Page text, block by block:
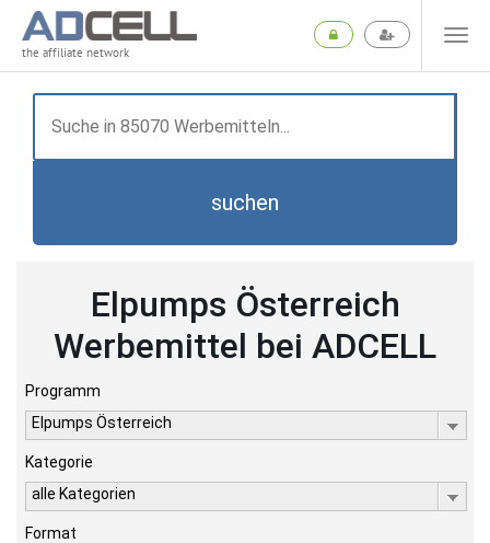
the affiliate network
suchen
Elpumps Österreich
Werbemittel bei ADCELL
Programm
Elpumps Österreich
Kategorie
alle Kategorien
Format